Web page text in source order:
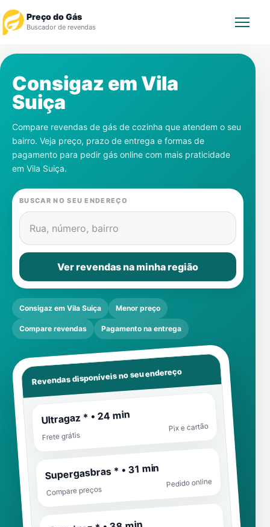
Preço do Gás
Buscador de revendas
Revendedor
Notícias
Cadastre-se
Gás
Contatos
Consigaz em Vila
Suiça
Compare revendas de gás de cozinha que atendem o seu
bairro. Veja preço, prazo de entrega e formas de
pagamento para pedir gás online com mais praticidade
em Vila Suiça.
BUSCAR NO SEU ENDEREÇO
Rua, número, bairro
Ver revendas na minha região
Consigaz em Vila Suiça Menor preço
Compare revendas Pagamento na entrega
Revendas disponíveis no seu endereço
Ultragaz * • 24 min
Frete grátis
Pix e cartão
Supergasbras * • 31 min
Compare preços
Pedido online